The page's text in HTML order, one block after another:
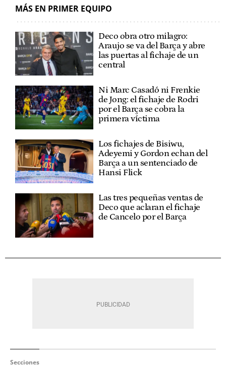
MÁS EN PRIMER EQUIPO
Deco obra otro milagro:
Araujo se va del Barça y abre
las puertas al fichaje de un
central
Ni Marc Casadó ni Frenkie
de Jong: el fichaje de Rodri
por el Barça se cobra la
primera víctima
Los fichajes de Bisiwu,
Adeyemi y Gordon echan del
Barça a un sentenciado de
Hansi Flick
Las tres pequeñas ventas de
Deco que aclaran el fichaje
de Cancelo por el Barça
Secciones